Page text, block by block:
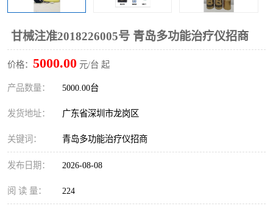
甘械注准2018226005号 青岛多功能治疗仪招商
价格： 5000.00 元/台 起
产品数量： 5000.00台
发货地址： 广东省深圳市龙岗区
关键词： 青岛多功能治疗仪招商
发布日期： 2026-08-08
阅 读 量： 224